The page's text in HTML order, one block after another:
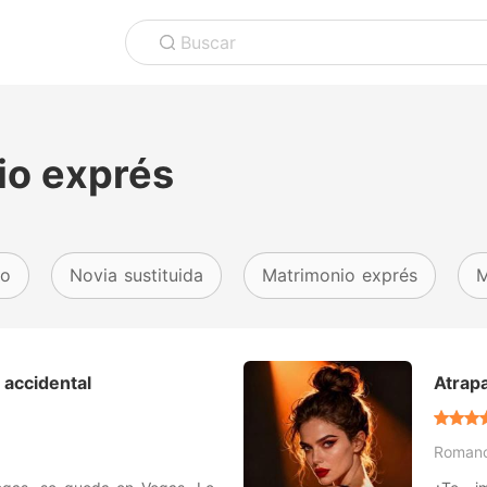
Buscar
exprés
Novia sustituida Matrimonio exprés